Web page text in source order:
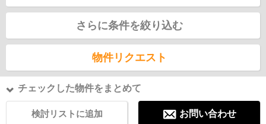
さらに条件を絞り込む
物件リクエスト
チェックした物件をまとめて
検討リストに追加 お問い合わせ